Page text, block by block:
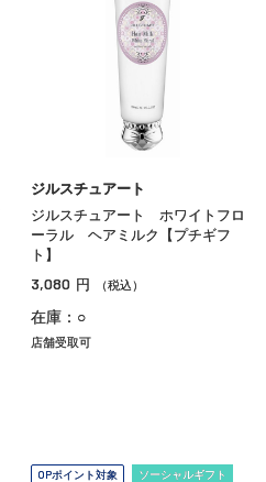
ジルスチュアート
ジルスチュアート ホワイトフロ
ーラル ヘアミルク【プチギフ
ト】
3,080 円 （税込）
在庫：○
店舗受取可
OPポイント対象 ソーシャルギフト